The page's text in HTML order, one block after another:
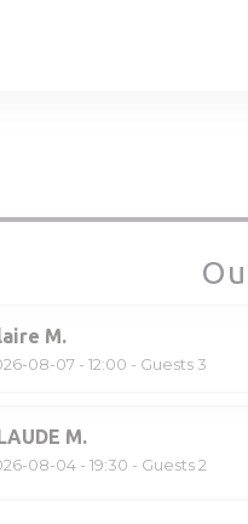
M
08-07 - 12:00 - Guests 3
M
08-04 - 19:30 - Guests 2